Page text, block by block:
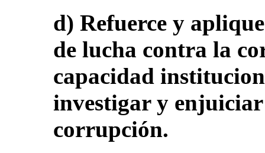
d) Refuerce y
de lucha contra la
capacidad
investigar y enjuiciar
corrupción.